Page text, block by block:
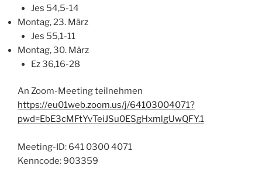
Jes 54,5-14
Montag, 23. März
Jes 55,1-11
Montag, 30. März
Ez 36,16-28
An Zoom-Meeting teilnehmen
https://eu01web.zoom.us/j/64103004071?
pwd=EbE3cMFtYvTeiJSu0ESgHxmlgUwQFY.1
Meeting-ID: 641 0300 4071
Kenncode: 903359